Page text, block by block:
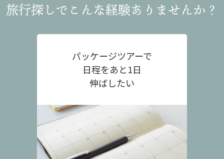
旅行探しでこんな経験ありませんか？
パッケージツアーで
日程をあと1日
伸ばしたい